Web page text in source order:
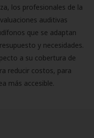
los profesionales de la
auditivas
que se adaptan
y necesidades.
a su cobertura de
reducir costos, para
más accesible.